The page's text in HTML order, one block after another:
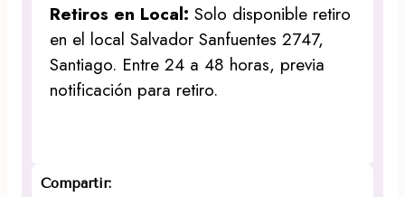
Retiros en Local:Solo disponible retiro
en el local Salvador Sanfuentes 2747,
Santiago. Entre 24 a 48 horas, previa
notificación para retiro.
Compartir: